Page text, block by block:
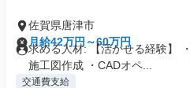
佐賀県唐津市
月給42万円～60万円
求める人材: 【活かせる経験】
施工図作成 ・CADオペ...
交通費支給